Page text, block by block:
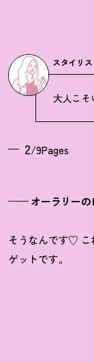
スタイリ
大人こそ
2/9Pages
—— オーラリーの
そうなんです♡ こ
ゲットです。